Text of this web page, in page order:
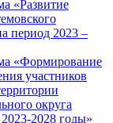
«Развитие
период 2023 –
«Формирование
участников
округа
2028 годы»